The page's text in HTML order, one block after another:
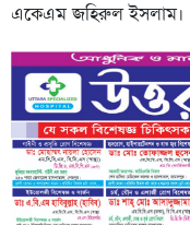
একেএম জহিরুল ইসলাম।